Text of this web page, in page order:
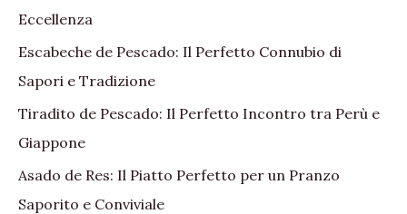
Eccellenza
Escabeche de Pescado: Il Perfetto Connubio di
Sapori e Tradizione
Tiradito de Pescado: Il Perfetto Incontro tra Perù e
Giappone
Asado de Res: Il Piatto Perfetto per un Pranzo
Saporito e Conviviale